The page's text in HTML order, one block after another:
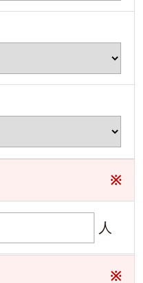
※
人
※